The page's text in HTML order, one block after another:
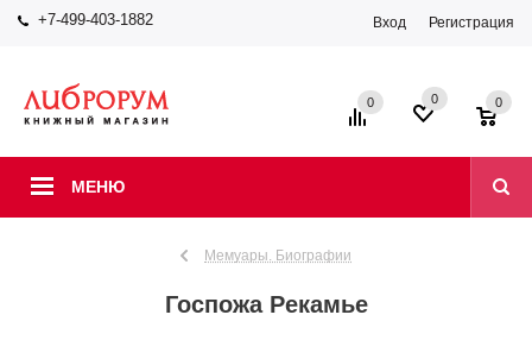
+7-499-403-1882 Вход Регистрация
МЕНЮ
0 0 0
Мемуары. Биографии
Госпожа Рекамье